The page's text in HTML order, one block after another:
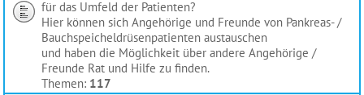
für das Umfeld der Patienten?
Hier können sich Angehörige und Freunde von Pankreas- /
Bauchspeicheldrüsenpatienten austauschen
und haben die Möglichkeit über andere Angehörige /
Freunde Rat und Hilfe zu finden.
Themen: 117